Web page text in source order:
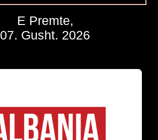
E Premte,
07. Gusht. 2026